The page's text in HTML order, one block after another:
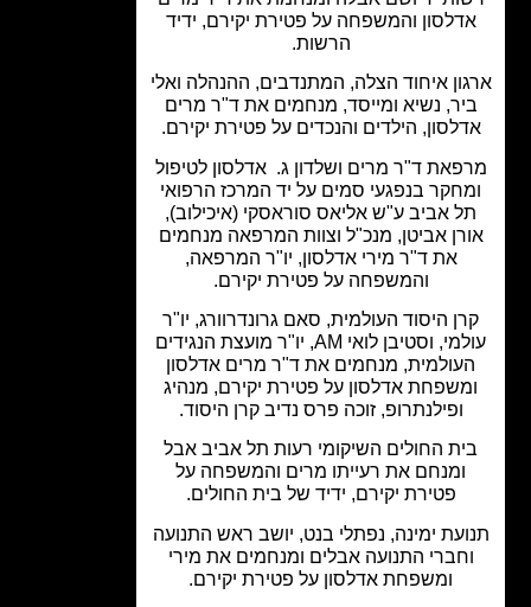
והמשפחה על פטירת יקירם, ידיד
איחוד הצלה, המתנדבים, ההנהלה ואלי
נשיא ומייסד, מנחמים את ד"ר מרים
הילדים והנכדים על פטירת יקירם.
ד"ר מרים ושלדון ג. אדלסון לטיפול
בנפגעי סמים על יד המרכז הרפואי
אביב ע"ש אליאס סוראסקי (איכילוב),
אביטן, מנכ"ל וצוות המרפאה מנחמים
את ד"ר מירי אדלסון, יו"ר המרפאה,
והמשפחה על פטירת יקירם.
היסוד העולמית, סאם גרונדרוורג, יו"ר
עולמי, וסטיבן לואי AM, יו"ר מועצת הנגידים
מנחמים את ד"ר מרים אדלסון
אדלסון על פטירת יקירם, מנהיג
ופילנתרופ, זוכה פרס נדיב קרן היסוד.
החולים השיקומי רעות תל אביב אבל
ומנחם את רעייתו מרים והמשפחה על
פטירת יקירם, ידיד של בית החולים.
ימינה, נפתלי בנט, יושב ראש התנועה
התנועה אבלים ומנחמים את מירי
ומשפחת אדלסון על פטירת יקירם.